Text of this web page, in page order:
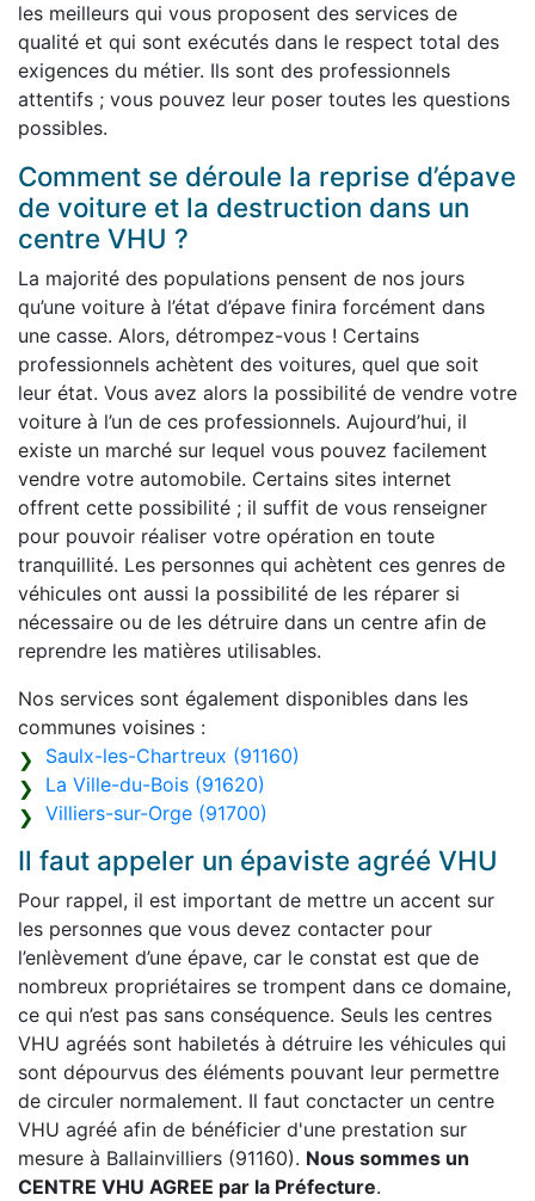
les meilleurs qui vous proposent des services de
qualité et qui sont exécutés dans le respect total des
exigences du métier. Ils sont des professionnels
attentifs ; vous pouvez leur poser toutes les questions
possibles.
Comment se déroule la reprise d’épave
de voiture et la destruction dans un
centre VHU ?
La majorité des populations pensent de nos jours
qu’une voiture à l’état d’épave finira forcément dans
une casse. Alors, détrompez-vous ! Certains
professionnels achètent des voitures, quel que soit
leur état. Vous avez alors la possibilité de vendre votre
voiture à l’un de ces professionnels. Aujourd’hui, il
existe un marché sur lequel vous pouvez facilement
vendre votre automobile. Certains sites internet
offrent cette possibilité ; il suffit de vous renseigner
pour pouvoir réaliser votre opération en toute
tranquillité. Les personnes qui achètent ces genres de
véhicules ont aussi la possibilité de les réparer si
nécessaire ou de les détruire dans un centre afin de
reprendre les matières utilisables.
Nos services sont également disponibles dans les
communes voisines :
Saulx-les-Chartreux (91160)
La Ville-du-Bois (91620)
Villiers-sur-Orge (91700)
Il faut appeler un épaviste agréé VHU
Pour rappel, il est important de mettre un accent sur
les personnes que vous devez contacter pour
l’enlèvement d’une épave, car le constat est que de
nombreux propriétaires se trompent dans ce domaine,
ce qui n’est pas sans conséquence. Seuls les centres
VHU agréés sont habiletés à détruire les véhicules qui
sont dépourvus des éléments pouvant leur permettre
de circuler normalement. Il faut conctacter un centre
VHU agréé afin de bénéficier d'une prestation sur
mesure à Ballainvilliers (91160). Nous sommes un
CENTRE VHU AGREE par la Préfecture.